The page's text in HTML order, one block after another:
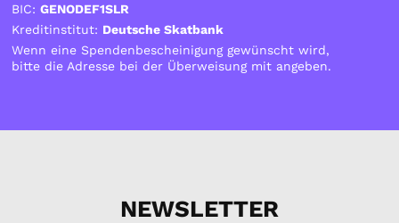
BIC:GENODEF1SLR
Kreditinstitut: Deutsche Skatbank
Wenn eine Spendenbescheinigung gewünscht wird,
bitte die Adresse bei der Überweisung mit angeben.
NEWSLETTER